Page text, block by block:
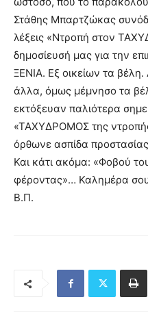
Στάθης Μπαρτζώκας
λέξεις «Ντροπή στον
δημοσίευσή μας για την
ΞΕΝΙΑ. Εξ οικείων τα βέλη.
άλλα, όμως μέμνησο τα
εκτόξευαν παλιότερα
«ΤΑΧΥΔΡΟΜΟΣ της
όρθωνε ασπίδα
Και κάτι ακόμα: «Φοβού
φέροντας»… Καλημέρα σου
Β.Π.